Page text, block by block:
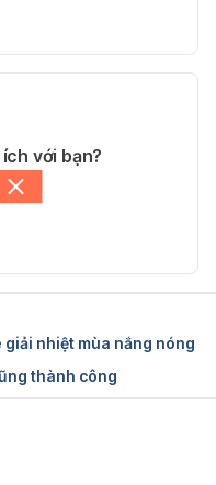
health/ingredie
cập: 12/5/2020
is a superfood
watermelon-
06/2022
Thường Hanh
với bạn?
nhiệt mùa nắng nóng
thành công